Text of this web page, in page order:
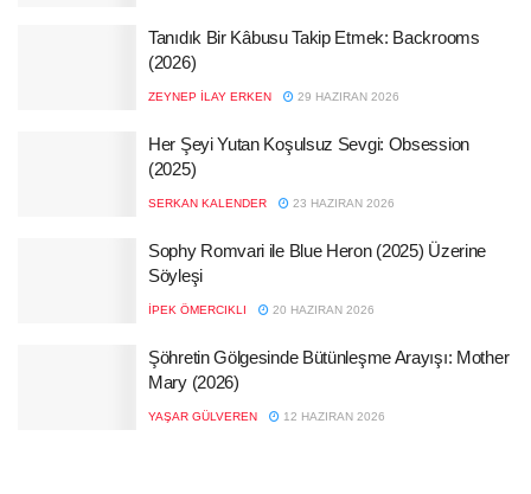
Tanıdık Bir Kâbusu Takip Etmek: Backrooms
(2026)
ZEYNEP İLAY ERKEN 29 HAZIRAN 2026
Her Şeyi Yutan Koşulsuz Sevgi: Obsession
(2025)
SERKAN KALENDER 23 HAZIRAN 2026
Sophy Romvari ile Blue Heron (2025) Üzerine
Söyleşi
İPEK ÖMERCIKLI 20 HAZIRAN 2026
Şöhretin Gölgesinde Bütünleşme Arayışı: Mother
Mary (2026)
YAŞAR GÜLVEREN 12 HAZIRAN 2026